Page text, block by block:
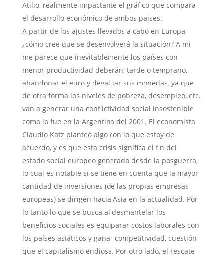
Atilio, realmente impactante el gráfico que compara
el desarrollo económico de ambos paises.
A partir de los ajustes llevados a cabo en Europa,
¿cómo cree que se desenvolverá la situación? A mi
me parece que inevitablemente los países con
menor productividad deberán, tarde o temprano,
abandonar el euro y devaluar sus monedas, ya que
de otra forma los niveles de pobreza, desempleo, etc.
van a generar una conflictividad social insostenible
como lo fue en la Argentina del 2001. El economista
Claudio Katz planteó algo con lo que estoy de
acuerdo, y es que esta crisis significa el fin del
estado social europeo generado desde la posguerra,
lo cuál es notable si se tiene en cuenta que la mayor
cantidad de inversiones (de las propias empresas
europeas) se dirigen hacia Asia en la actualidad. Por
lo tanto lo que se busca al desmantelar los
beneficios sociales es equiparar costos laborales con
los países asiáticos y ganar competitividad, cuestión
que el capitalismo endiosa. Por otro lado, el rescate